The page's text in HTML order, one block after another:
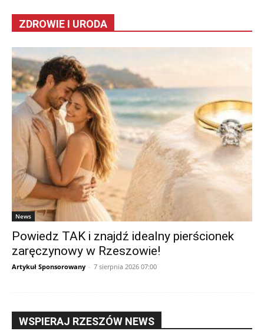
ZDROWIE I URODA
News
Powiedz TAK i znajdź idealny pierścionek
zaręczynowy w Rzeszowie!
Artykuł Sponsorowany - 7 sierpnia 2026 07:00
WSPIERAJ RZESZÓW NEWS